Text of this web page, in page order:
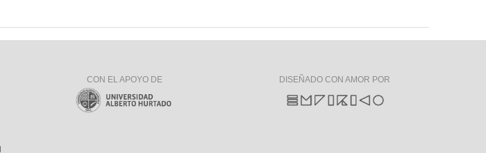
CON EL APOYO DE DISEÑADO CON AMOR POR